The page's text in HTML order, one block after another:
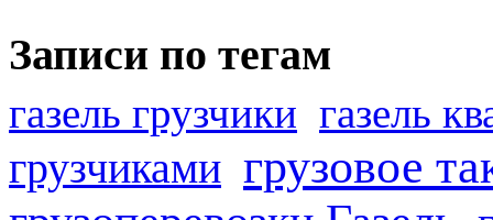
Записи по тегам
газель грузчики газель
грузчиками грузовое